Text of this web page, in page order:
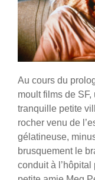
Au cours du
moult films de SF,
tranquille petite
rocher venu de
gélatineuse,
brusquement le
conduit à